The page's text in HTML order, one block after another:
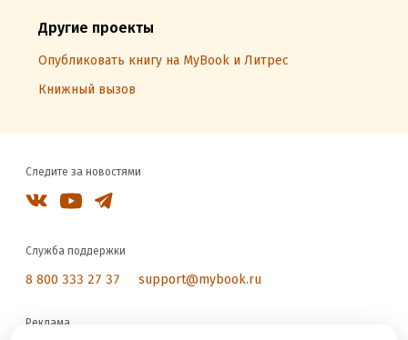
Другие проекты
Опубликовать книгу на MyBook и Литрес
Книжный вызов
Следите за новостями
Служба поддержки
8 800 333 27 37 support@mybook.ru
Реклама